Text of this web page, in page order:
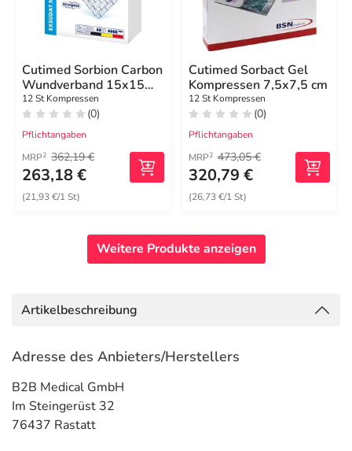
Cutimed Sorbion Carbon
Wundverband 15x15
cm steril
12 St Kompressen
(0)
Pflichtangaben
MRP2 362,19 €
263,18 €
(21,93 €/1 St)
Cutimed Sorbact Gel
Kompressen 7,5x7,5 cm
12 St Kompressen
(0)
Pflichtangaben
MRP2 473,05 €
320,79 €
(26,73 €/1 St)
Weitere Produkte anzeigen
Artikelbeschreibung
Adresse des Anbieters/Herstellers
B2B Medical GmbH
Im Steingerüst 32
76437 Rastatt